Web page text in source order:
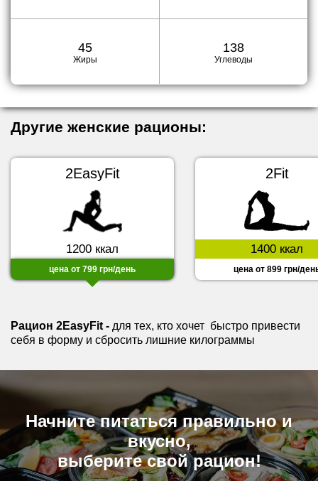
45
Жиры
138
Углеводы
Другие женские рационы:
2EasyFit
1200 ккал
цена от 799 грн/день
2Fit
1400 ккал
цена от 899 грн/
Рацион 2EasyFit - для тех, кто хочет быстро привести
себя в форму и сбросить лишние килограммы
Начните питаться правильно и
вкусно,
выберите свой рацион!